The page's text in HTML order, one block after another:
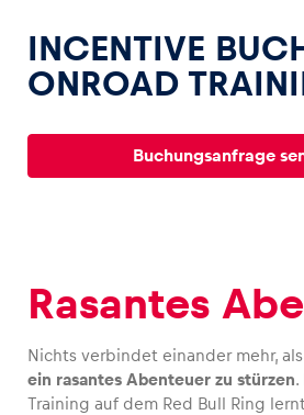
Erlebnisse
Seiten
INCENTIVE
ONROAD
Buchungsanfrage
Rasantes
Nichts verbindet einander mehr,
ein rasantes Abenteuer zu stürzen.
Training auf dem Red Bull Ring